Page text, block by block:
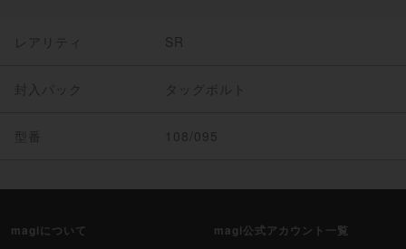
レアリティ SR
封入パック タッグボルト
型番 108/095
magiについて magi公式アカウント一覧